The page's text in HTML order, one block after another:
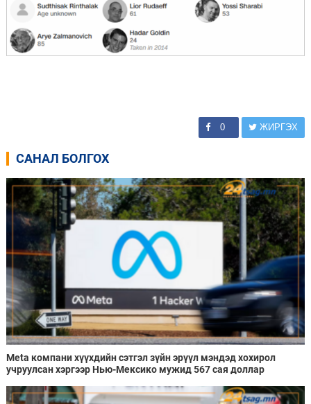
0 ЖИРГЭХ
САНАЛ БОЛГОХ
Meta компани хүүхдийн сэтгэл зүйн эрүүл мэндэд хохирол
учруулсан хэргээр Нью-Мексико мужид 567 сая доллар